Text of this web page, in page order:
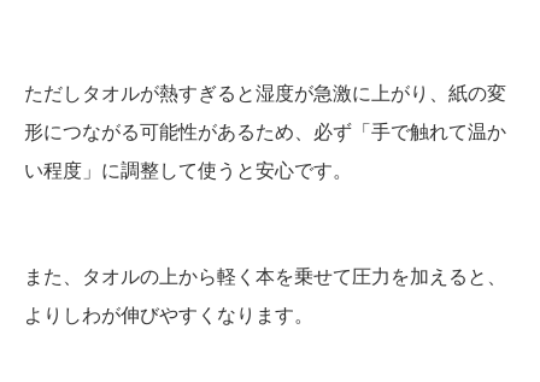
ただしタオルが熱すぎると湿度が急激に上がり、紙の変
形につながる可能性があるため、必ず「手で触れて温か
い程度」に調整して使うと安心です。
また、タオルの上から軽く本を乗せて圧力を加えると、
よりしわが伸びやすくなります。